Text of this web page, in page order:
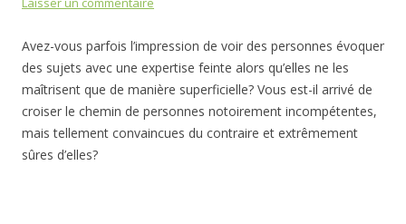
Avez-vous parfois l’impression de voir des personnes évoquer
des sujets avec une expertise feinte alors qu’elles ne les
maîtrisent que de manière superficielle? Vous est-il arrivé de
croiser le chemin de personnes notoirement incompétentes,
mais tellement convaincues du contraire et extrêmement
sûres d’elles?